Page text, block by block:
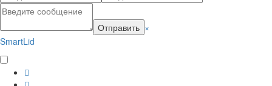
Отправить ×
SmartLid